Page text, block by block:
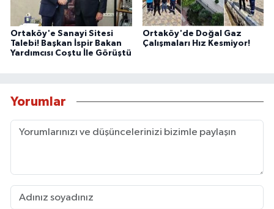
Ortaköy'e Sanayi Sitesi
Talebi! Başkan İspir Bakan
Yardımcısı Coştu İle Görüştü
Ortaköy'de Doğal Gaz
Çalışmaları Hız Kesmiyor!
Yorumlar